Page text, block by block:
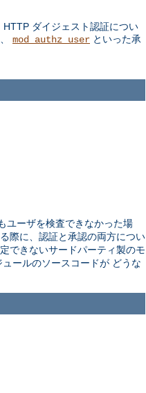
ダイジェスト認証につい
mod_authz_user といった承
ユーザを検査できなかった場
際に、認証と承認の両方につい
できないサードパーティ製のモ
ールのソースコードが どうな